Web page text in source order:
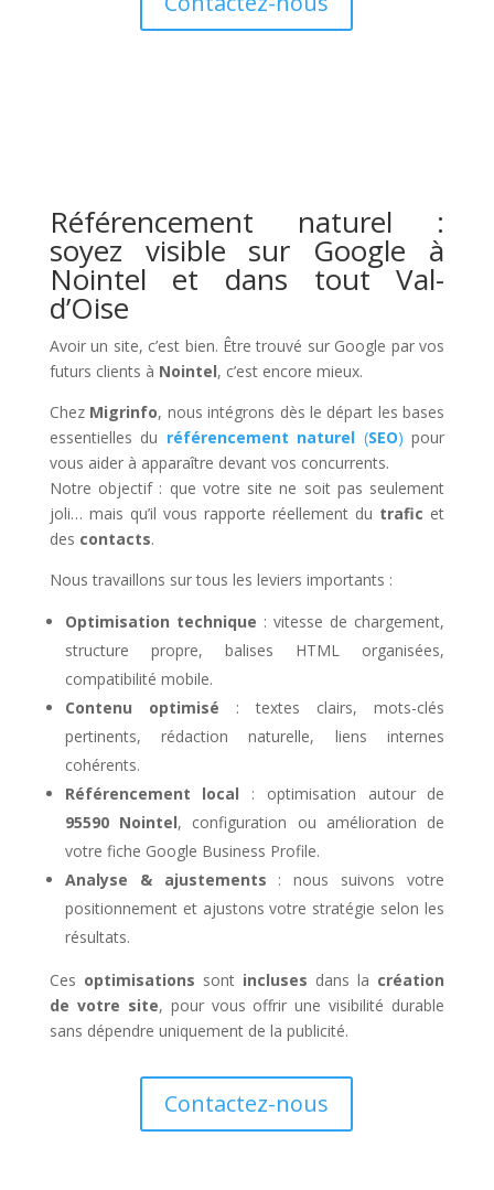
Référencement naturel :
soyez visible sur Google à
Nointel et dans tout Val-
d’Oise
Avoir un site, c’est bien. Être trouvé sur Google par vos
futurs clients à Nointel, c’est encore mieux.
Chez Migrinfo, nous intégrons dès le départ les bases
essentielles du référencement naturel (SEO) pour
vous aider à apparaître devant vos concurrents.
Notre objectif : que votre site ne soit pas seulement
joli… mais qu’il vous rapporte réellement du trafic et
des contacts.
Nous travaillons sur tous les leviers importants :
Optimisation technique : vitesse de chargement,
structure propre, balises HTML organisées,
compatibilité mobile.
Contenu optimisé : textes clairs, mots-clés
pertinents, rédaction naturelle, liens internes
cohérents.
Référencement local : optimisation autour de
95590 Nointel, configuration ou amélioration de
votre fiche Google Business Profile.
Analyse & ajustements : nous suivons votre
positionnement et ajustons votre stratégie selon les
résultats.
Ces optimisations sont incluses dans la création
de votre site, pour vous offrir une visibilité durable
sans dépendre uniquement de la publicité.
Contactez-nous